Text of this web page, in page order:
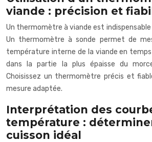
viande : précision et
Un thermomètre à viande est indispensable
Un thermomètre à sonde permet de
température interne de la viande en temps
dans la partie la plus épaisse du
Choisissez un thermomètre précis et
mesure adaptée.
Interprétation des
température :
cuisson idéal